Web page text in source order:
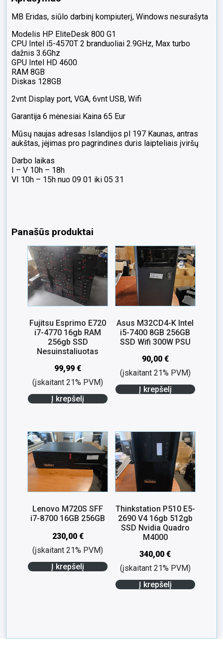
MB Eridas, siūlo darbinį kompiuterį, Windows nesurašyta
Modelis HP EliteDesk 800 G1
CPU Intel i5-4570T 2 branduoliai 2.9GHz, Max turbo
dažnis 3.6Ghz
GPU Intel HD 4600
RAM 8GB
Diskas 128GB
2vnt Display port, VGA, 6vnt USB, Wifi
Garantija 6 mėnesiai Kaina 65 Eur
Mūsų naujas adresas Islandijos pl 197 Kaunas, antras
aukštas, įėjimas pro pagrindines duris laipteliais įviršų
Darbo laikas
I – V 10h – 18h
VI 10h – 15h nuo 09 01 iki 05 31
Panašūs produktai
Fujitsu Esprimo E720
i7-4770 16gb RAM
256gb SSD
Nesuinstaliuotas
99,99€
(įskaitant 21% PVM)
Į krepšelį
Asus M32CD4-K Intel
i5-7400 8GB 256GB
SSD Wifi 300W PSU
90,00 €
(įskaitant 21% PVM)
Į krepšelį
Lenovo M720S SFF
i7-8700 16GB 256GB
230,00 €
(įskaitant 21% PVM)
Į krepšelį
Thinkstation P510 E5-
2690 V4 16gb 512gb
SSD Nvidia Quadro
M4000
340,00€
(įskaitant 21% PVM)
Į krepšelį